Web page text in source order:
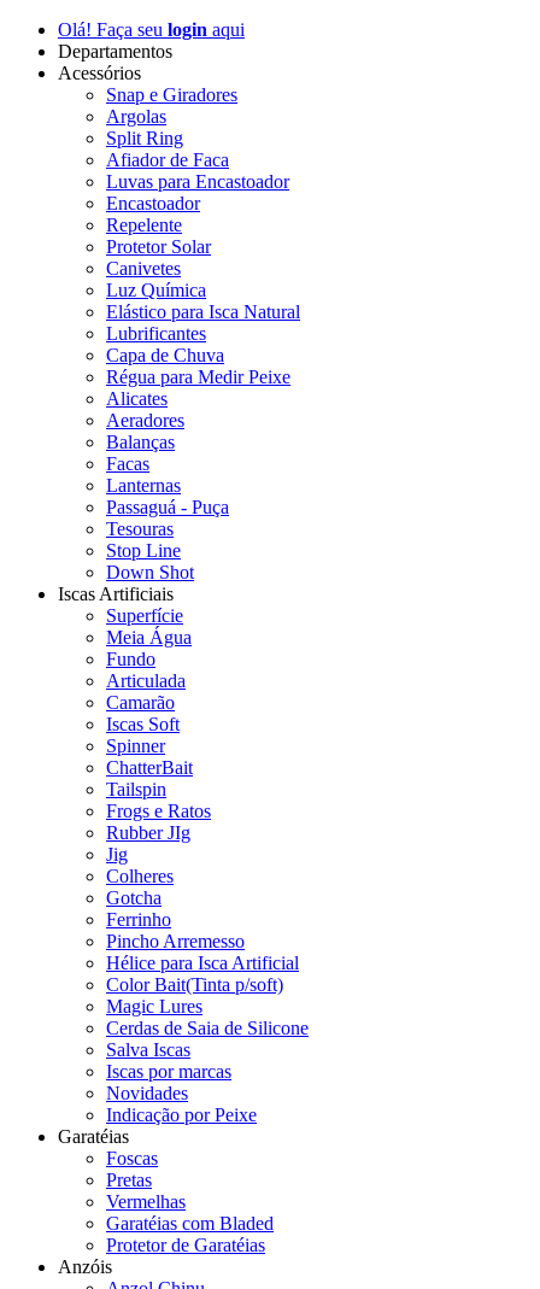
Olá! Faça seu login aqui
Departamentos
Acessórios
Snap e Giradores
Argolas
Split Ring
Afiador de Faca
Luvas para Encastoador
Encastoador
Repelente
Protetor Solar
Canivetes
Luz Química
Elástico para Isca Natural
Lubrificantes
Capa de Chuva
Régua para Medir Peixe
Alicates
Aeradores
Balanças
Facas
Lanternas
Passaguá - Puça
Tesouras
Stop Line
Down Shot
Iscas Artificiais
Superfície
Meia Água
Fundo
Articulada
Camarão
Iscas Soft
Spinner
ChatterBait
Tailspin
Frogs e Ratos
Rubber JIg
Jig
Colheres
Gotcha
Ferrinho
Pincho Arremesso
Hélice para Isca Artificial
Color Bait(Tinta p/soft)
Magic Lures
Cerdas de Saia de Silicone
Salva Iscas
Iscas por marcas
Novidades
Indicação por Peixe
Garatéias
Foscas
Pretas
Vermelhas
Garatéias com Bladed
Protetor de Garatéias
Anzóis